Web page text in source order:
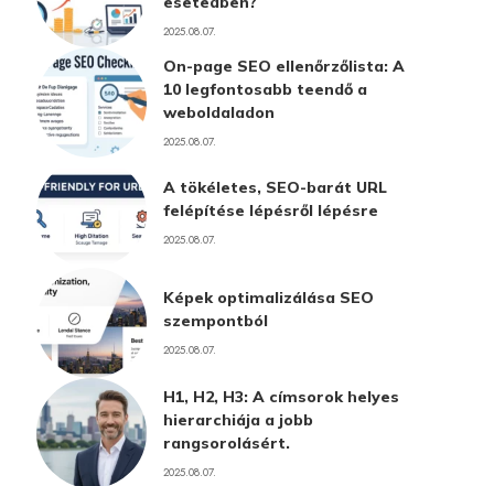
2025.08.07.
On-page SEO ellenőrzőlista: A
10 legfontosabb teendő a
weboldaladon
2025.08.07.
A tökéletes, SEO-barát URL
felépítése lépésről lépésre
2025.08.07.
Képek optimalizálása SEO
szempontból
2025.08.07.
H1, H2, H3: A címsorok helyes
hierarchiája a jobb
rangsorolásért.
2025.08.07.